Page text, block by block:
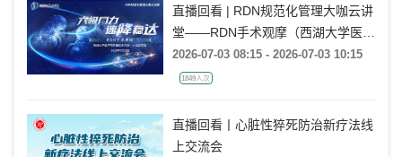
直播回看 | RDN规范化管理大咖云讲
堂——RDN手术观摩（西湖大学医学
院附属杭州市第一人民医院站）
2026-07-03 08:15 - 2026-07-03 10:15
1849人次
直播回看丨心脏性猝死防治新疗法线
上交流会